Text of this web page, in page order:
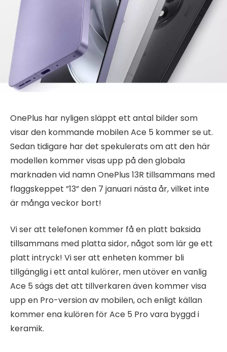
OnePlus har nyligen släppt ett antal bilder som
visar den kommande mobilen Ace 5 kommer se ut.
Sedan tidigare har det spekulerats om att den här
modellen kommer visas upp på den globala
marknaden vid namn OnePlus 13R tillsammans med
flaggskeppet ”13” den 7 januari nästa år, vilket inte
är många veckor bort!
Vi ser att telefonen kommer få en platt baksida
tillsammans med platta sidor, något som lär ge ett
platt intryck! Vi ser att enheten kommer bli
tillgänglig i ett antal kulörer, men utöver en vanlig
Ace 5 sägs det att tillverkaren även kommer visa
upp en Pro-version av mobilen, och enligt källan
kommer ena kulören för Ace 5 Pro vara byggd i
keramik.